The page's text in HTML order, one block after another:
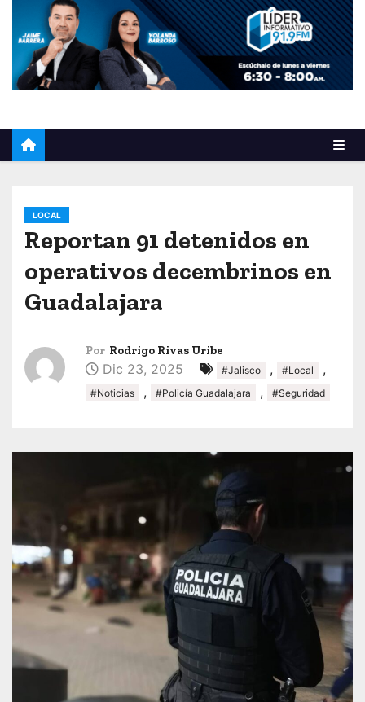
LOCAL
Reportan 91 detenidos en
operativos decembrinos en
Guadalajara
Por Rodrigo Rivas Uribe
Dic 23, 2025 #Jalisco , #Local ,
#Noticias , #Policía Guadalajara , #Seguridad